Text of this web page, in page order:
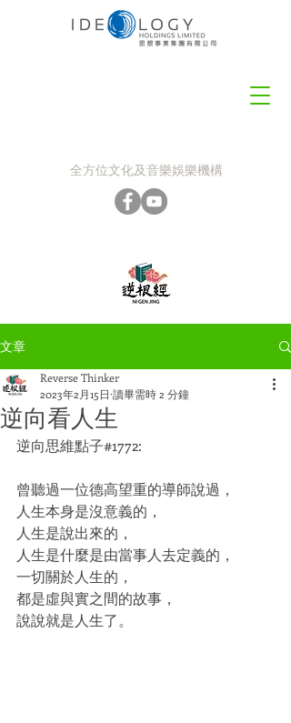
全方位文化及音樂娛樂機構
文章
逆向看人生
Reverse Thinker
2023年2月15日 讀畢需時 2 分鐘
逆向思維點子#1772:
曾聽過一位德高望重的導師說過，
人生本身是沒意義的，
人生是說出來的，
人生是什麼是由當事人去定義的，
一切關於人生的，
都是虛與實之間的故事，
說說就是人生了。